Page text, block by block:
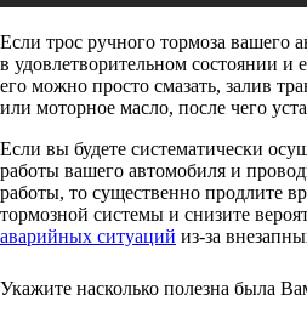
Если трос ручного тормоза вашего
в удовлетворительном состоянии и
его можно просто смазать, залив
или моторное масло, после чего
Если вы будете систематически
работы вашего автомобиля и
работы, то существенно продлите
тормозной системы и снизите
аварийных ситуаций из-за
Укажите насколько полезна была